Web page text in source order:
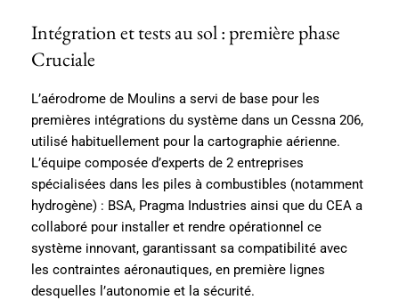
Intégration et tests au sol : première phase
Cruciale
L’aérodrome de Moulins a servi de base pour les
premières intégrations du système dans un Cessna 206,
utilisé habituellement pour la cartographie aérienne.
L’équipe composée d’experts de 2 entreprises
spécialisées dans les piles à combustibles (notamment
hydrogène) : BSA, Pragma Industries ainsi que du CEA a
collaboré pour installer et rendre opérationnel ce
système innovant, garantissant sa compatibilité avec
les contraintes aéronautiques, en première lignes
desquelles l’autonomie et la sécurité.